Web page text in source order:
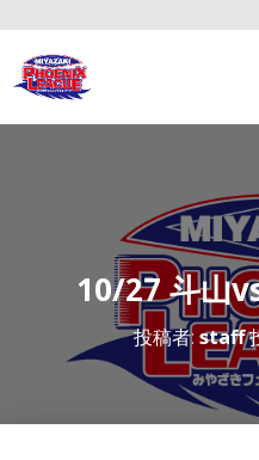
10/27 斗山
投稿者: staff